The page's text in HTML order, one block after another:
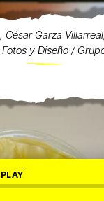
César Garza
y Diseño /